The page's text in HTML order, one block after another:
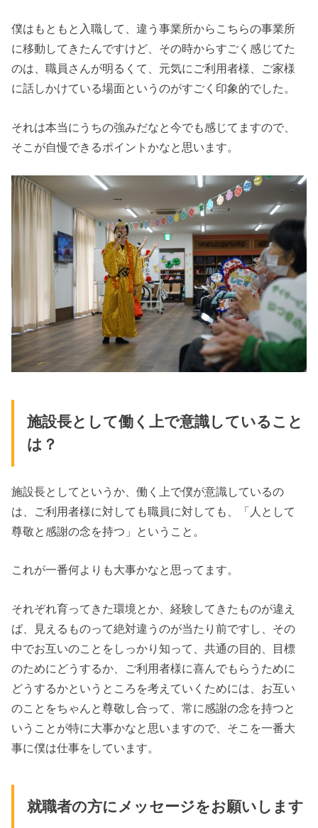
僕は もと もと入職して 、違う事業所から こ ちらの事業所
に移動してき たんですけど その時からすご く感じてた
のは 、職員 さんが明る く て 元気にご利用者様、ご家様
に話しかけている場面とい うのがすごく印象的でした 。
それ は本当に うちの強みだな と今でも感じ て ますので
そ こが自慢できるポイ ン トかな と 思い ます
施設長と して働く 上で意識している こ と
は？
施設長と して とい うか 、働く 上で僕が意識しているの
は
ご利用者様に対して も職員に対して も 、「 人 と して
尊敬と感謝の念を持つ」ということ 。
これが一番何より も大事かなと 思って ます。
それぞれ育ってき た環境とか、経験してき た ものが違 え
ば
見える ものって絶対違うのが当たり前です し その
中でお互いのこ と を しっかり知って 、共通の目的
目標
のために どうするか 、ご利用者様に喜んでもらう ために
どうするかと い うと ころ を考え ていく ためには お互い
のこ と をち ゃ んと尊敬し合って 、常に感謝の念を持つと
い うこ とが特に大事かなと 思い ますので そこ を一番大
事に僕は仕事を しています。
就職者の方にメ ッセージをお願いし ます